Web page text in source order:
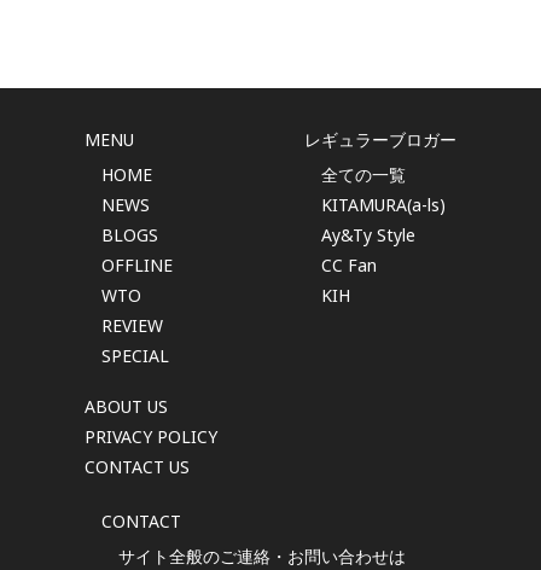
MENU
HOME
NEWS
BLOGS
OFFLINE
WTO
REVIEW
SPECIAL
ABOUT US
PRIVACY POLICY
CONTACT US
レギュラーブロガー
全ての一覧
KITAMURA(a-ls)
Ay&Ty Style
CC Fan
KIH
CONTACT
サイト全般のご連絡・お問い合わせは